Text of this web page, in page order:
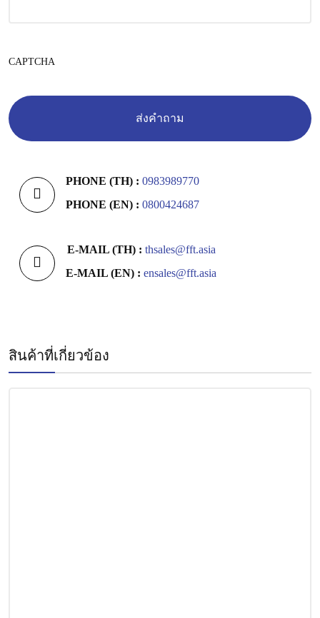
CAPTCHA
PHONE (TH) : 0983989770
PHONE (EN) : 0800424687
E-MAIL (TH) : thsales@fft.asia
E-MAIL (EN) : ensales@fft.asia
สินค้าที่เกี่ยวข้อง